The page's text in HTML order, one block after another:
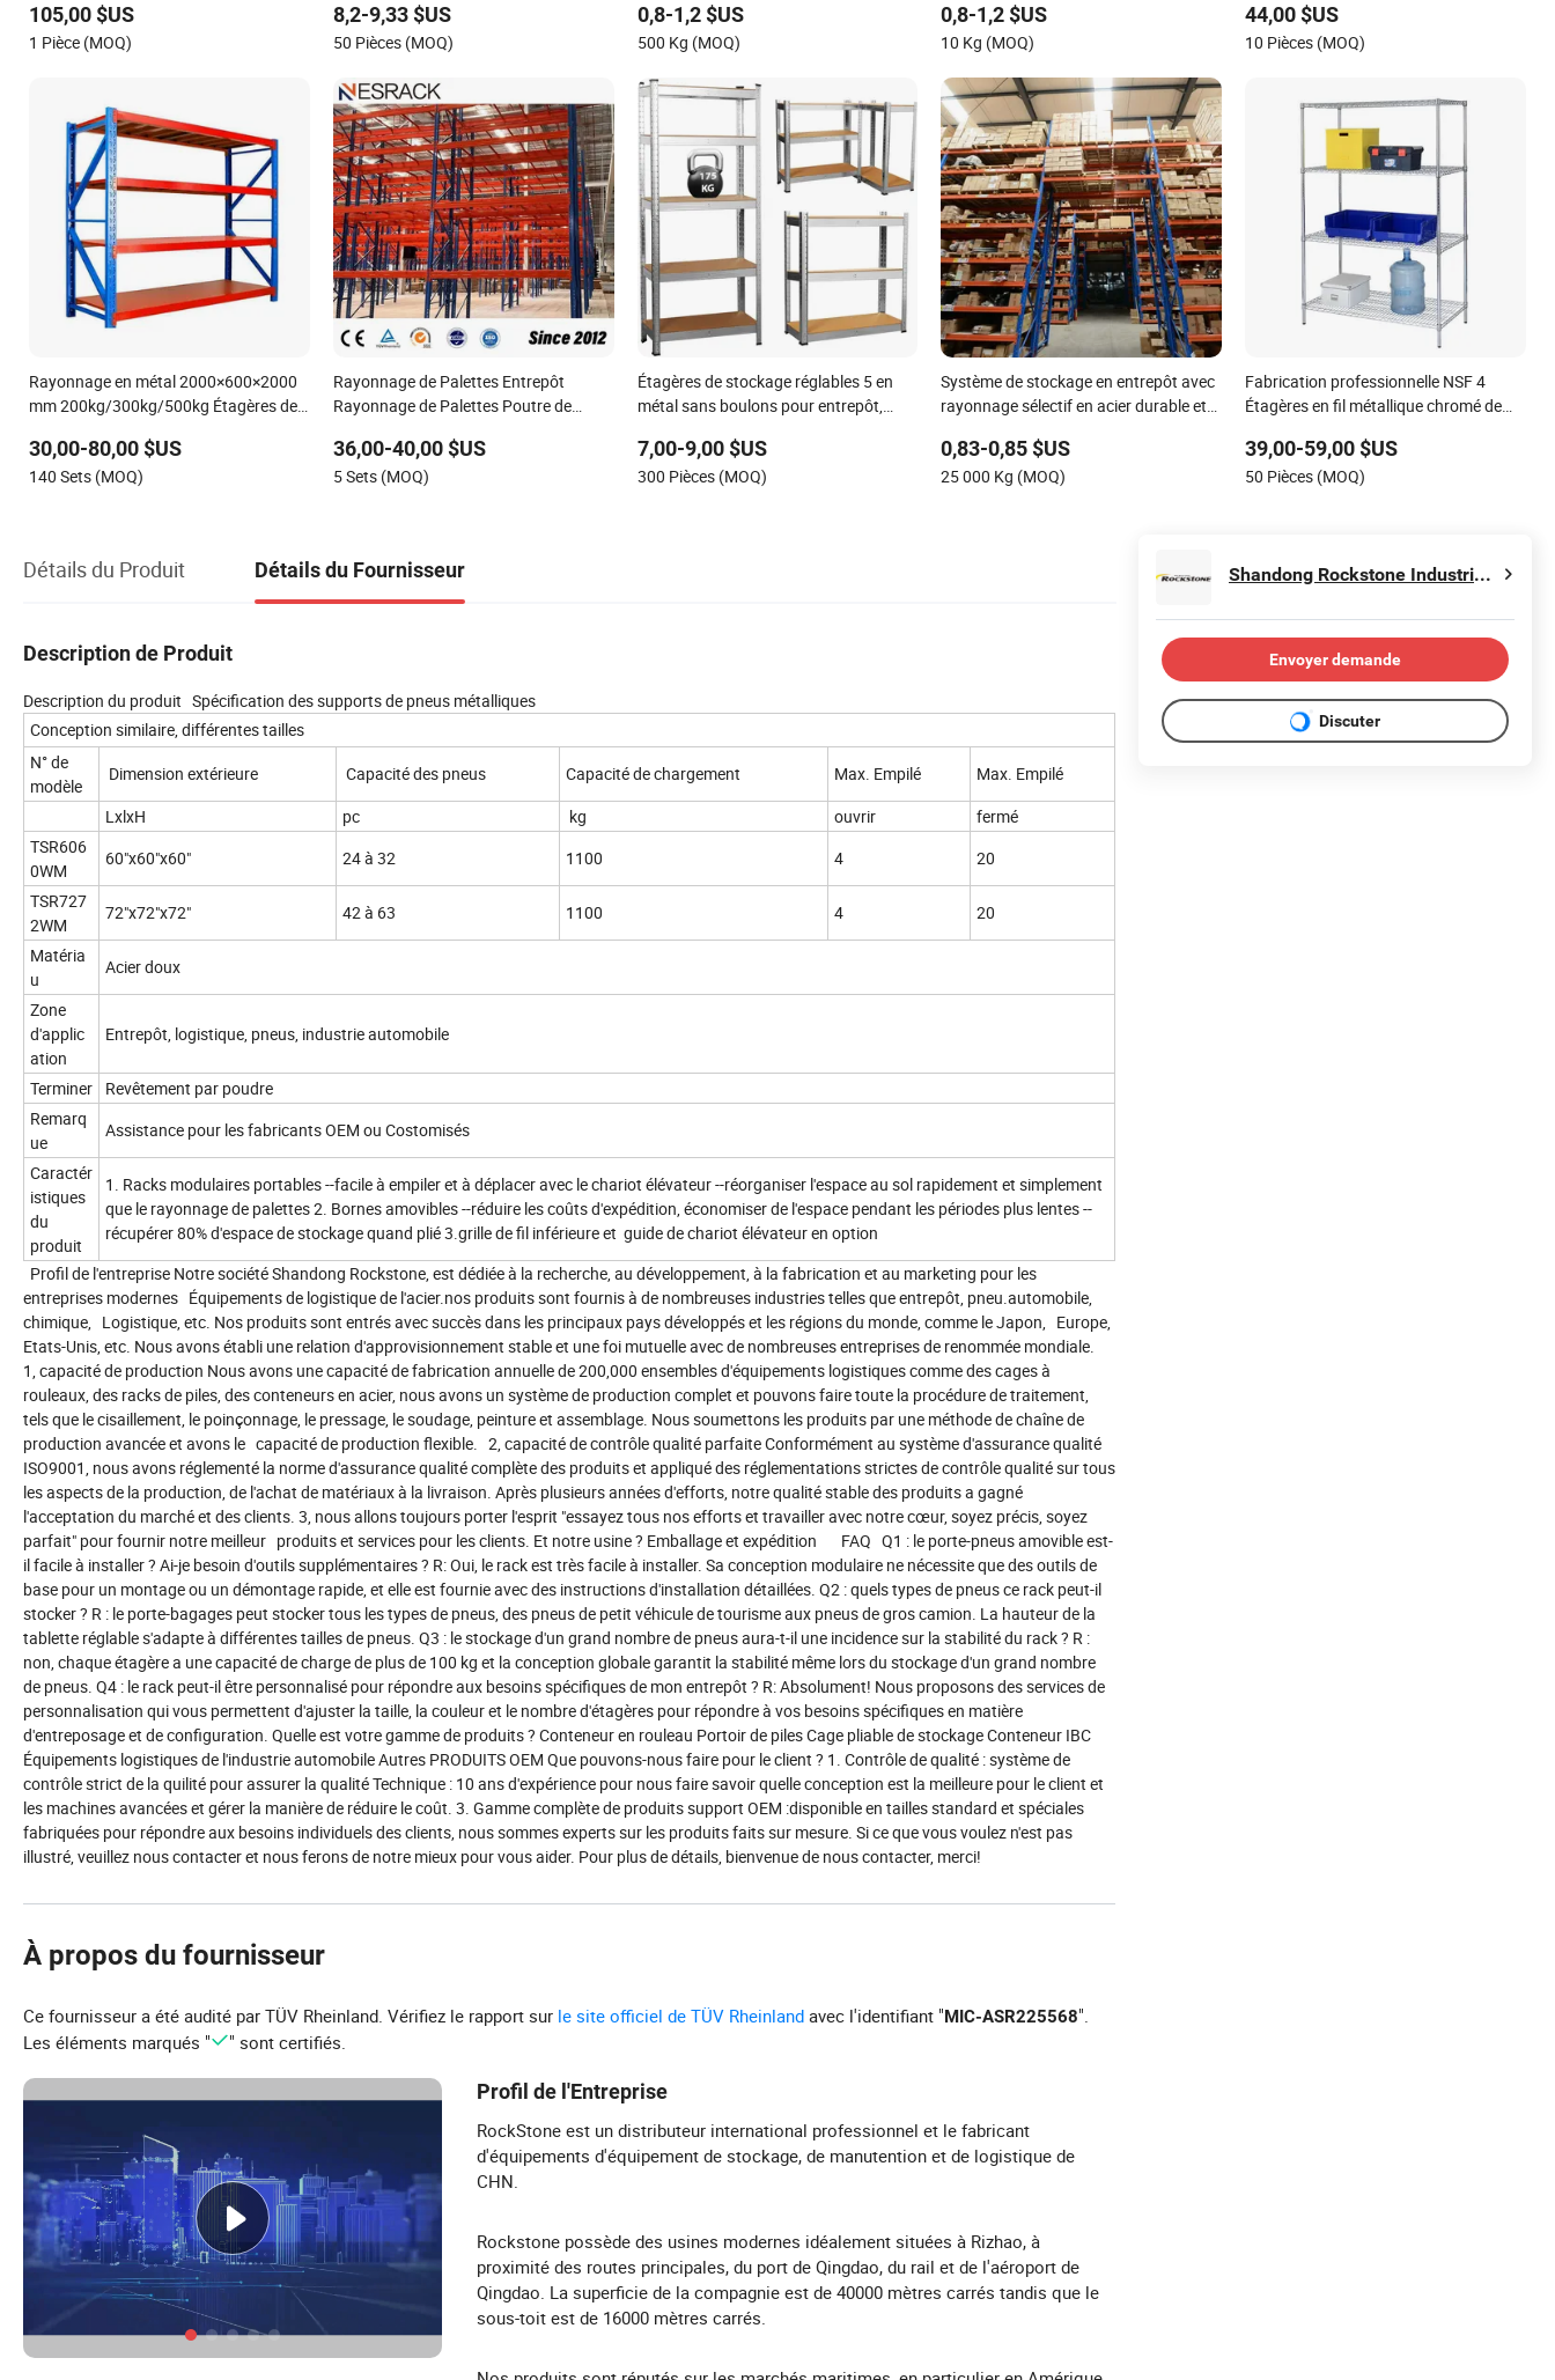
105,00 $US
1 Pièce (MOQ)
étagère sans boulons
8,2-9,33 $US
50 Pièces (MOQ)
plusieurs niveaux
0,8-1,2 $US
500 Kg (MOQ)
0,8-1,2 $US
10 Kg (MOQ)
chinois
44,00 $US
10 Pièces (MOQ)
Rayonnage en métal 2000×600×2000
mm 200kg/300kg/500kg Étagères de
gamme
30,00-80,00 $US
140 Sets (MOQ)
Rayonnage de Palettes Entrepôt
Rayonnage de Palettes Poutre de
Résistance Q235B Étagères en Acier
Métallique
36,00-40,00 $US
5 Sets (MOQ)
Étagères de stockage réglables 5 en
métal sans boulons pour entrepôt,
7,00-9,00 $US
300 Pièces (MOQ)
Système de stockage en entrepôt avec
rayonnage sélectif en acier durable et
0,83-0,85 $US
25 000 Kg (MOQ)
Fabrication professionnelle NSF 4
Étagères en fil métallique chromé de
39,00-59,00 $US
50 Pièces (MOQ)
Détails du Produit Détails du Fournisseur
Description de Produit
Description du produit Spécification des supports de pneus métalliques
Conception similaire, différentes tailles
N° de
modèle
Dimension extérieure Capacité des pneus Capacité de chargement Max. Empilé
Max. Empilé
LxlxH
pc kg ouvrir
fermé
TSR606
0WM
60"x60"x60" 24 à 32 1100 4
20
TSR727
2WM
72"x72"x72" 42 à 63 1100 4
20
Matéria
u
Acier doux
Zone
d'applic
ation
Entrepôt, logistique, pneus, industrie automobile
Terminer
Revêtement par poudre
Remarq
ue
Assistance pour les fabricants OEM ou Costomisés
Caractér
istiques
du
produit
1. Racks modulaires portables --facile à empiler et à déplacer avec le chariot élévateur --réorganiser l'espace au sol rapidement et simplement
que le rayonnage de palettes 2. Bornes amovibles --réduire les coûts d'expédition, économiser de l'espace pendant les périodes plus lentes --
récupérer 80% d'espace de stockage quand plié 3.grille de fil inférieure et guide de chariot élévateur en option
Profil de l'entreprise Notre société Shandong Rockstone, est dédiée à la recherche, au développement, à la fabrication et au marketing pour les
entreprises modernes Équipements de logistique de l'acier.nos produits sont fournis à de nombreuses industries telles que entrepôt, pneu.automobile,
chimique, Logistique, etc. Nos produits sont entrés avec succès dans les principaux pays développés et les régions du monde, comme le Japon, Europe,
Etats-Unis, etc. Nous avons établi une relation d'approvisionnement stable et une foi mutuelle avec de nombreuses entreprises de renommée mondiale.
1, capacité de production Nous avons une capacité de fabrication annuelle de 200,000 ensembles d'équipements logistiques comme des cages à
rouleaux, des racks de piles, des conteneurs en acier, nous avons un système de production complet et pouvons faire toute la procédure de traitement,
tels que le cisaillement, le poinçonnage, le pressage, le soudage, peinture et assemblage. Nous soumettons les produits par une méthode de chaîne de
production avancée et avons le capacité de production flexible. 2, capacité de contrôle qualité parfaite Conformément au système d'assurance qualité
ISO9001, nous avons réglementé la norme d'assurance qualité complète des produits et appliqué des réglementations strictes de contrôle qualité sur tous
les aspects de la production, de l'achat de matériaux à la livraison. Après plusieurs années d'efforts, notre qualité stable des produits a gagné
l'acceptation du marché et des clients. 3, nous allons toujours porter l'esprit "essayez tous nos efforts et travailler avec notre cœur, soyez précis, soyez
parfait" pour fournir notre meilleur produits et services pour les clients. Et notre usine ? Emballage et expédition FAQ Q1 : le porte-pneus amovible est-
il facile à installer ? Ai-je besoin d'outils supplémentaires ? R: Oui, le rack est très facile à installer. Sa conception modulaire ne nécessite que des outils de
base pour un montage ou un démontage rapide, et elle est fournie avec des instructions d'installation détaillées. Q2 : quels types de pneus ce rack peut-il
stocker ? R : le porte-bagages peut stocker tous les types de pneus, des pneus de petit véhicule de tourisme aux pneus de gros camion. La hauteur de la
tablette réglable s'adapte à différentes tailles de pneus. Q3 : le stockage d'un grand nombre de pneus aura-t-il une incidence sur la stabilité du rack ? R :
non, chaque étagère a une capacité de charge de plus de 100 kg et la conception globale garantit la stabilité même lors du stockage d'un grand nombre
de pneus. Q4 : le rack peut-il être personnalisé pour répondre aux besoins spécifiques de mon entrepôt ? R: Absolument! Nous proposons des services de
personnalisation qui vous permettent d'ajuster la taille, la couleur et le nombre d'étagères pour répondre à vos besoins spécifiques en matière
d'entreposage et de configuration. Quelle est votre gamme de produits ? Conteneur en rouleau Portoir de piles Cage pliable de stockage Conteneur IBC
Équipements logistiques de l'industrie automobile Autres PRODUITS OEM Que pouvons-nous faire pour le client ? 1. Contrôle de qualité : système de
contrôle strict de la quilité pour assurer la qualité Technique : 10 ans d'expérience pour nous faire savoir quelle conception est la meilleure pour le client et
les machines avancées et gérer la manière de réduire le coût. 3. Gamme complète de produits support OEM :disponible en tailles standard et spéciales
fabriquées pour répondre aux besoins individuels des clients, nous sommes experts sur les produits faits sur mesure. Si ce que vous voulez n'est pas
illustré, veuillez nous contacter et nous ferons de notre mieux pour vous aider. Pour plus de détails, bienvenue de nous contacter, merci!
À propos du fournisseur
Ce fournisseur a été audité par TÜV Rheinland. Vérifiez le rapport sur le site officiel de TÜV Rheinland avec l'identifiant "MIC-ASR225568".
Les éléments marqués "
" sont certifiés.
Profil de l'Entreprise
RockStone est un distributeur international professionnel et le fabricant
d'équipements d'équipement de stockage, de manutention et de logistique de
CHN.
Rockstone possède des usines modernes idéalement situées à Rizhao, à
proximité des routes principales, du port de Qingdao, du rail et de l'aéroport de
Qingdao. La superficie de la compagnie est de 40000 mètres carrés tandis que le
sous-toit est de 16000 mètres carrés.
Shandong Rockstone Industrial Co., Ltd.
Envoyer demande
Discuter